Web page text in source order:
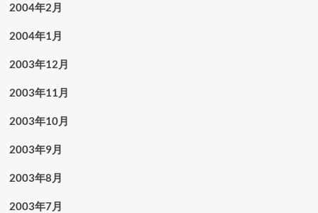
2004年2月
2004年1月
2003年12月
2003年11月
2003年10月
2003年9月
2003年8月
2003年7月